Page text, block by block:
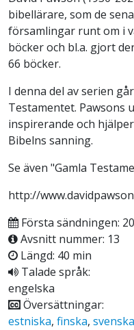
bibellärare, som de
församlingar runt om i
böcker och bl.a. gjort
66 böcker.
I denna del av serien
Testamentet. Pawsons
inspirerande och
Bibelns sanning.
Se även "Gamla
http://
Första sändningen:
Avsnitt nummer: 13
Längd: 40 min
Talade språk:
engelska
Översättningar:
estniska, finska, svenska